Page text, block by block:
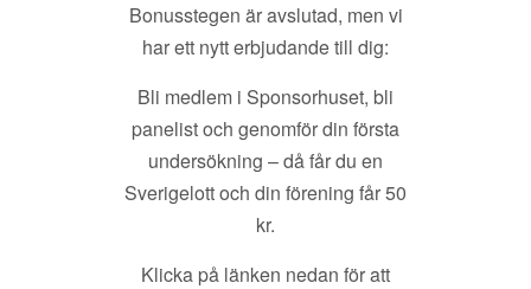
Bonusstegen är avslutad, men vi
har ett nytt erbjudande till dig:
Bli medlem i Sponsorhuset, bli
panelist och genomför din första
undersökning – då får du en
Sverigelott och din förening får 50
kr.
Klicka på länken nedan för att